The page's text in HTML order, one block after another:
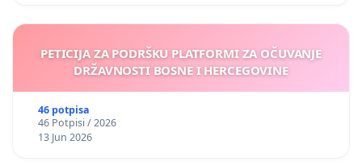
PETICIJA ZA PODRŠKU PLATFORMI ZA OČUVANJE
DRŽAVNOSTI BOSNE I HERCEGOVINE
46 potpisa
46 Potpisi / 2026
13 Jun 2026